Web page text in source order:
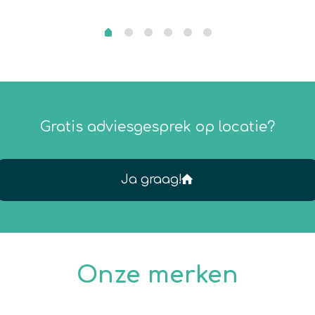
Gratis adviesgesprek op locatie?
Ja graag!
Onze merken